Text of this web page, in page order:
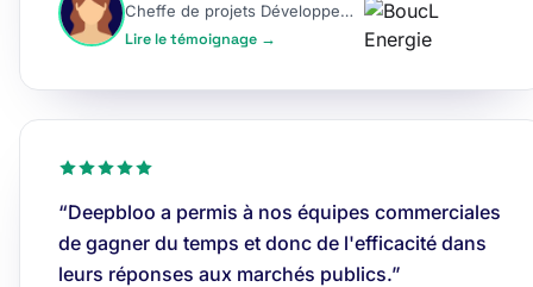
Cheffe de projets Développement
Lire le témoignage →
“Deepbloo a permis à nos équipes commerciales
de gagner du temps et donc de l'efficacité dans
leurs réponses aux marchés publics.”